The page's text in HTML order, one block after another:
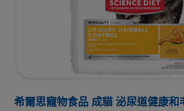
希爾思寵物食品 成貓 泌尿道健康和